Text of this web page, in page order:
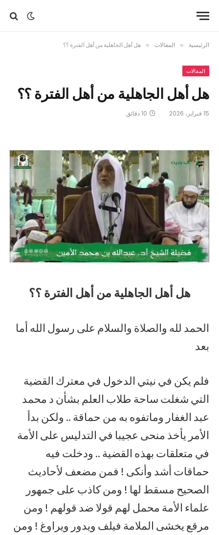
الرئيسية » المقالات » هل أهل الجاهلية من أهل الفترة ؟؟
المقالات
هل أهل الجاهلية من أهل الفترة ؟؟
15 فبراير، 2026 10 دقائق
هل أهل الجاهلية من أهل الفترة ؟؟
الحمد لله والصلاة والسلام على رسول الله أما
بعد
فلم يكن في نيتي الدخول في معترك القضية
التي شغلت ساحة طلاب العلم بشأن د محمد
عبد الغفار وماتفوه به من حماقة .. ولكن بدأ
الأمر يأخذ منحى عجيبا في التدليس على الأمة
في متعلقات بهذه القضية .. ودخلت فيه
حماقات أشد وأنكى ! فمن مضعف لأحاديث
الصحيح مسقط لها ! ومن كاذب على جمهور
علماء الأمة محمل لهم قولا ضد قولهم ! ومن
مرقع يخشى الملامة فيلف ويدور ويراوغ ! ومن